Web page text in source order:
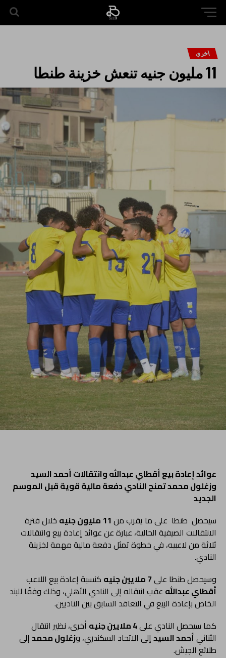
اخري
11 مليون جنيه تنعش خزينة طنطا
عوائد إعادة بيع أقطاي عبدالله وانتقالات أحمد السيد
وزغلول محمد تمنح النادي دفعة مالية قوية قبل الموسم
الجديد
سيحصل طنطا على ما يقرب من11 مليون جنيه
خلال فترة
الانتقالات الصيفية الحالية، عبارة عن عوائد إعادة بيع وانتقالات
ثلاثة من لاعبيه، في خطوة تمثل دفعة مالية مهمة لخزينة
النادي.
وسيحصل طنطا على7 ملايين جنيه
كنسبة إعادة بيع اللاعب
أقطاي عبدالله عقب انتقاله إلى النادي الأهلي، وذلك وفقًا للبند
الخاص بإعادة البيع في التعاقد السابق بين الناديين.
كما سيحصل النادي على4 ملايين جنيه
أخرى، نظير انتقال
الثنائيأحمد السيدإلى الاتحاد السكندري، وزغلول محمدإلى
طلائع الجيش.